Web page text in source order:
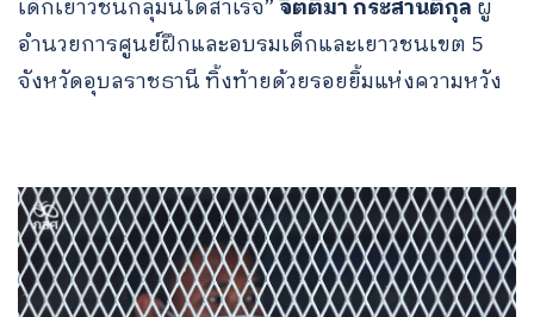
เด็กเยาวชนกลุ่มนี้ได้สำเร็จ”จิตติมา กระสานติ์กุล ผู้
อำนวยการศูนย์ฝึกและอบรมเด็กและเยาวชนเขต 5
จังหวัดอุบลราชธานี ทิ้งท้ายด้วยรอยยิ้มแห่งความหวัง